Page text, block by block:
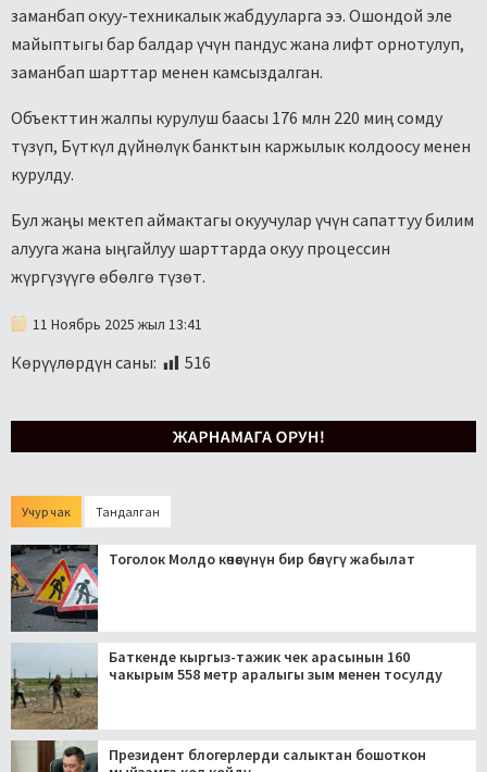
заманбап окуу-техникалык жабдууларга ээ. Ошондой эле
майыптыгы бар балдар үчүн пандус жана лифт орнотулуп,
заманбап шарттар менен камсыздалган.
Объекттин жалпы курулуш баасы 176 млн 220 миң сомду
түзүп, Бүткүл дүйнөлүк банктын каржылык колдоосу менен
курулду.
Бул жаңы мектеп аймактагы окуучулар үчүн сапаттуу билим
алууга жана ыңгайлуу шарттарда окуу процессин
жүргүзүүгө өбөлгө түзөт.
11 Ноябрь 2025 жыл 13:41
Көрүүлөрдүн саны: 516
Учур чак Тандалган
Тоголок Молдо көчөсүнүн бир бөлүгү жабылат
Баткенде кыргыз-тажик чек арасынын 160
чакырым 558 метр аралыгы зым менен тосулду
Президент блогерлерди салыктан бошоткон